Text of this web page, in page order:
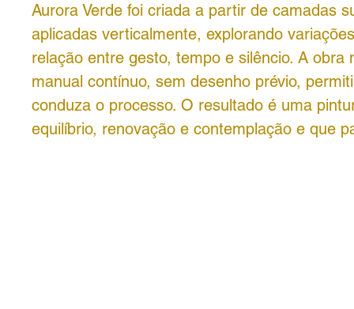
Aurora Verde foi criada a partir de camadas
aplicadas verticalmente, explorando
relação entre gesto, tempo e silêncio. A obra
manual contínuo, sem desenho prévio,
conduza o processo. O resultado é uma
equilíbrio, renovação e contemplação e que